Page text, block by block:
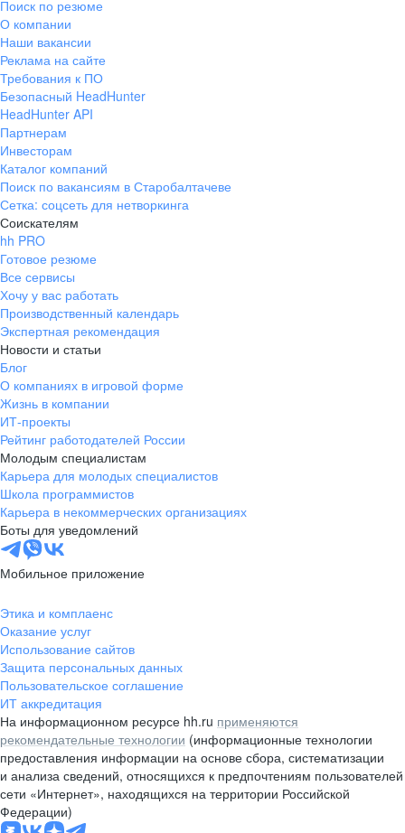
Поиск по резюме
О компании
Наши вакансии
Реклама на сайте
Требования к ПО
Безопасный HeadHunter
HeadHunter API
Партнерам
Инвесторам
Каталог компаний
Поиск по вакансиям в Старобалтачеве
Сетка: соцсеть для нетворкинга
Соискателям
hh PRO
Готовое резюме
Все сервисы
Хочу у вас работать
Производственный календарь
Экспертная рекомендация
Новости и статьи
Блог
О компаниях в игровой форме
Жизнь в компании
ИТ-проекты
Рейтинг работодателей России
Молодым специалистам
Карьера для молодых специалистов
Школа программистов
Карьера в некоммерческих организациях
Боты для уведомлений
Мобильное приложение
Этика и комплаенс
Оказание услуг
Использование сайтов
Защита персональных данных
Пользовательское соглашение
ИТ аккредитация
На информационном ресурсе hh.ru применяются
рекомендательные технологии (информационные технологии
предоставления информации на основе сбора, систематизации
и анализа сведений, относящихся к предпочтениям пользователей
сети «Интернет», находящихся на территории Российской
Федерации)